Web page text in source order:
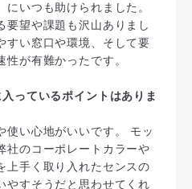
いつも助けられました。
要望や課題も沢山ありまし
すい窓口や環境、そして要
が有難かったです。
っているポイントはありま
使い心地がいいです。 モッ
社のコーポレートカラーや
上手く取り入れたセンスの
やすそうだと思わせてくれ